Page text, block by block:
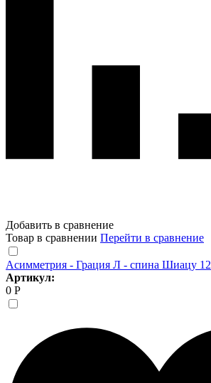
Добавить в сравнение
Товар в сравнении Перейти в сравнение
Асимметрия - Грация Л - спина Шиацу 12
Артикул:
0 Р